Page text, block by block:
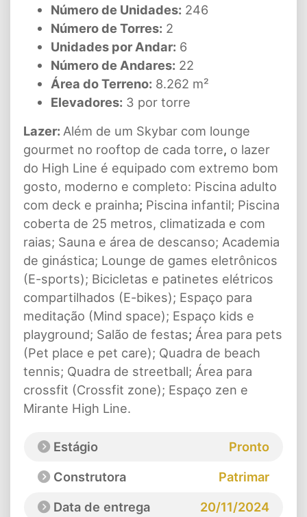
Número de Unidades: 246
Número de Torres: 2
Unidades por Andar: 6
Número de Andares: 22
Área do Terreno: 8.262 m²
Elevadores: 3 por torre
Lazer: Além de um Skybar com lounge
gourmet no rooftop de cada torre, o lazer
do High Line é equipado com extremo bom
gosto, moderno e completo: Piscina adulto
com deck e prainha; Piscina infantil; Piscina
coberta de 25 metros, climatizada e com
raias; Sauna e área de descanso; Academia
de ginástica; Lounge de games eletrônicos
(E-sports); Bicicletas e patinetes elétricos
compartilhados (E-bikes); Espaço para
meditação (Mind space); Espaço kids e
playground; Salão de festas; Área para pets
(Pet place e pet care); Quadra de beach
tennis; Quadra de streetball; Área para
crossfit (Crossfit zone); Espaço zen e
Mirante High Line.
Estágio
Pronto
Construtora
Patrimar
Data de entrega
20/11/2024